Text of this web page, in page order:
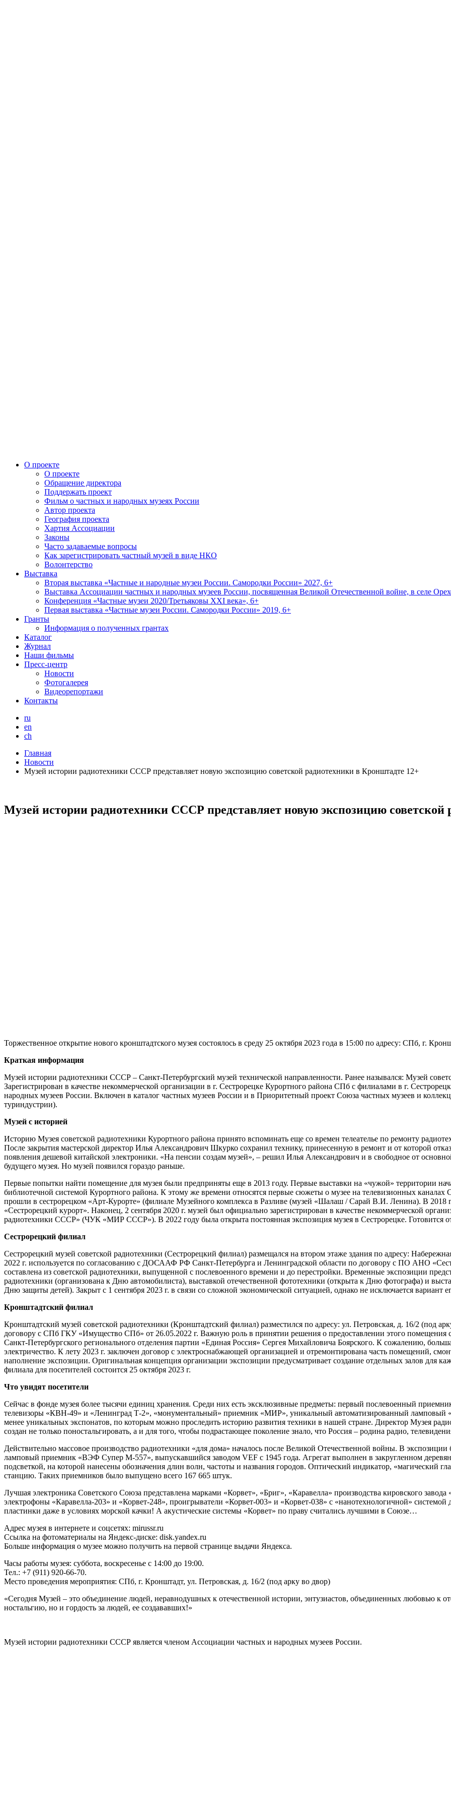
О проекте
О проекте
Обращение директора
Поддержать проект
Фильм о частных и народных музеях России
Автор проекта
География проекта
Хартия Ассоциации
Законы
Часто задаваемые вопросы
Как зарегистрировать частный музей в виде НКО
Волонтерство
Выставка
Вторая выставка «Частные и народные музеи России. Самородки России» 2027, 6+
Выставка Ассоциации частных и народных музеев России, посвященная Великой Отечественной войне, в селе
Конференция «Частные музеи 2020/Третьяковы XXI века», 6+
Первая выставка «Частные музеи России. Самородки России» 2019, 6+
Гранты
Информация о полученных грантах
Каталог
Журнал
Наши фильмы
Пресс-центр
Новости
Фотогалерея
Видеорепортажи
Контакты
ru
en
ch
Главная
Новости
Музей истории радиотехники СССР представляет новую экспозицию советской радиотехники в Кронштадте 12+
Музей истории радиотехники СССР представляет новую экспозицию советской
Торжественное открытие нового кронштадтского музея состоялось в среду 25 октября 2023 года в 15:00 по адресу: СПб, г.
Краткая информация
Музей истории радиотехники СССР – Санкт-Петербургский музей технической направленности. Ранее назывался: Музей
Зарегистрирован в качестве некоммерческой организации в г. Сестрорецке Курортного района СПб с филиалами в г.
народных музеев России. Включен в каталог частных музеев России и в Приоритетный проект Союза частных музеев и
туриндустрии).
Музей с историей
Историю Музея советской радиотехники Курортного района принято вспоминать еще со времен телеателье по ремонту
После закрытия мастерской директор Илья Александрович Шкурко сохранил технику, принесенную в ремонт и от которой
появления дешевой китайской электроники. «На пенсии создам музей», – решил Илья Александрович и в свободное от
будущего музея. Но музей появился гораздо раньше.
Первые попытки найти помещение для музея были предприняты еще в 2013 году. Первые выставки на «чужой» территории
библиотечной системой Курортного района. К этому же времени относятся первые сюжеты о музее на телевизионных
прошли в сестрорецком «Арт-Курорте» (филиале Музейного комплекса в Разливе (музей «Шалаш / Сарай В.И. Ленина). В 2018
«Сестрорецкий курорт». Наконец, 2 сентября 2020 г. музей был официально зарегистрирован в качестве некоммерческой
радиотехники СССР» (ЧУК «МИР СССР»). В 2022 году была открыта постоянная экспозиция музея в Сестрорецке. Готовится
Сестрорецкий филиал
Сестрорецкий музей советской радиотехники (Сестрорецкий филиал) размещался на втором этаже здания по адресу:
2022 г. используется по согласованию с ДОСААФ РФ Санкт-Петербурга и Ленинградской области по договору с ПО АНО
составлена из советской радиотехники, выпущенной с послевоенного времени и до перестройки. Временные экспозиции
радиотехники (организована к Дню автомобилиста), выставкой отечественной фототехники (открыта к Дню фотографа) и
Дню защиты детей). Закрыт с 1 сентября 2023 г. в связи со сложной экономической ситуацией, однако не исключается вариант
Кронштадтский филиал
Кронштадтский музей советской радиотехники (Кронштадтский филиал) разместился по адресу: ул. Петровская, д. 16/2 (под
договору с СПб ГКУ «Имущество СПб» от 26.05.2022 г. Важную роль в принятии решения о предоставлении этого помещения
Санкт-Петербургского регионального отделения партии «Единая Россия» Сергея Михайловича Боярского. К сожалению,
электричество. К лету 2023 г. заключен договор с электроснабжающей организацией и отремонтирована часть помещений,
наполнение экспозиции. Оригинальная концепция организации экспозиции предусматривает создание отдельных залов
филиала для посетителей состоится 25 октября 2023 г.
Что увидят посетители
Сейчас в фонде музея более тысячи единиц хранения. Среди них есть эксклюзивные предметы: первый послевоенный
телевизоры «КВН-49» и «Ленинград Т-2», «монументальный» приемник «МИР», уникальный автоматизированный ламповый
менее уникальных экспонатов, по которым можно проследить историю развития техники в нашей стране. Директор Музея
создан не только поностальгировать, а и для того, чтобы подрастающее поколение знало, что Россия – родина радио,
Действительно массовое производство радиотехники «для дома» началось после Великой Отечественной войны. В
ламповый приемник «ВЭФ Супер М-557», выпускавшийся заводом VEF с 1945 года. Агрегат выполнен в закругленном
подсветкой, на которой нанесены обозначения длин волн, частоты и названия городов. Оптический индикатор, «магический
станцию. Таких приемников было выпущено всего 167 665 штук.
Лучшая электроника Советского Союза представлена марками «Корвет», «Бриг», «Каравелла» производства кировского
электрофоны «Каравелла-203» и «Корвет-248», проигрыватели «Корвет-003» и «Корвет-038» с «нанотехнологичной»
пластинки даже в условиях морской качки! А акустические системы «Корвет» по праву считались лучшими в Союзе…
Адрес музея в интернете и соцсетях: mirussr.ru
Ссылка на фотоматериалы на Яндекс-диске: disk.yandex.ru
Больше информация о музее можно получить на первой странице выдачи Яндекса.
Часы работы музея: суббота, воскресенье с 14:00 до 19:00.
Тел.: +7 (911) 920-66-70.
Место проведения мероприятия: СПб, г. Кронштадт, ул. Петровская, д. 16/2 (под арку во двор)
«Сегодня Музей – это объединение людей, неравнодушных к отечественной истории, энтузиастов, объединенных любовью к
ностальгию, но и гордость за людей, ее создававших!»
Музей истории радиотехники СССР является членом Ассоциации частных и народных музеев России.